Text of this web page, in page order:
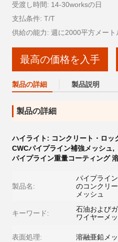
受渡し時間: 14-30worksの日
支払条件: T/T
供給の能力: 週に2000平方メート
最高の価格を入手
製品の詳細 製品説明
製品の詳細
ハイライト: コンクリート・ロッ
CWCパイプライン補強メッシュ,
パイプライン重量コーティング
製品名:
パイプライ
のコンクリ
メッシュ
キーワード:
石油および
ワイヤーメ
表面処理: 溶融亜鉛メ